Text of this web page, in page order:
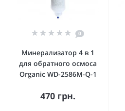
0
Минерализатор 4 в 1
для обратного осмоса
Organic WD-2586M-Q-1
470 грн.